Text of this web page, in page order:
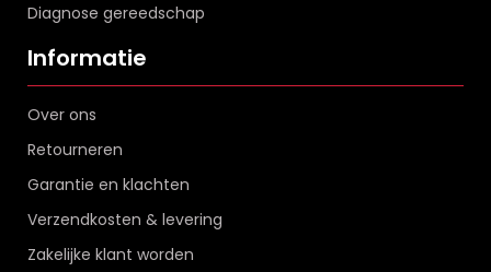
Diagnose gereedschap
Informatie
Over ons
Retourneren
Garantie en klachten
Verzendkosten & levering
Zakelijke klant worden